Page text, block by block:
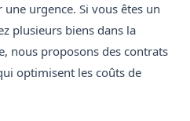
urgence. Si vous êtes un
plusieurs biens dans la
nous proposons des contrats
optimisent les coûts de